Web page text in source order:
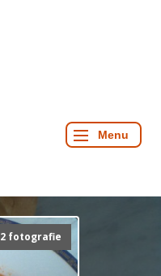
2 fotografie